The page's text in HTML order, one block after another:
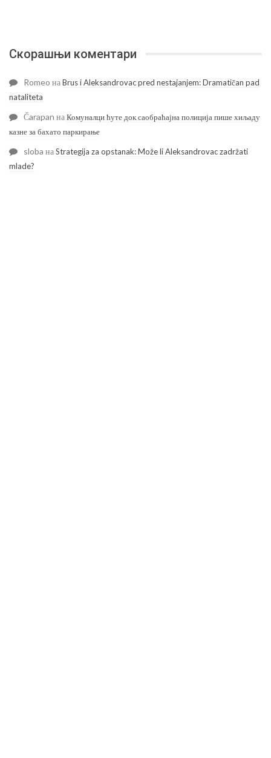
Скорашњи коментари
Romeo наBrus i Aleksandrovac pred nestajanjem: Dramatičan pad
nataliteta
Čarapan наКомуналци ћуте док саобраћајна полиција пише хиљаду
казне за бахато паркирање
sloba наStrategija za opstanak: Može li Aleksandrovac zadržati
mlade?